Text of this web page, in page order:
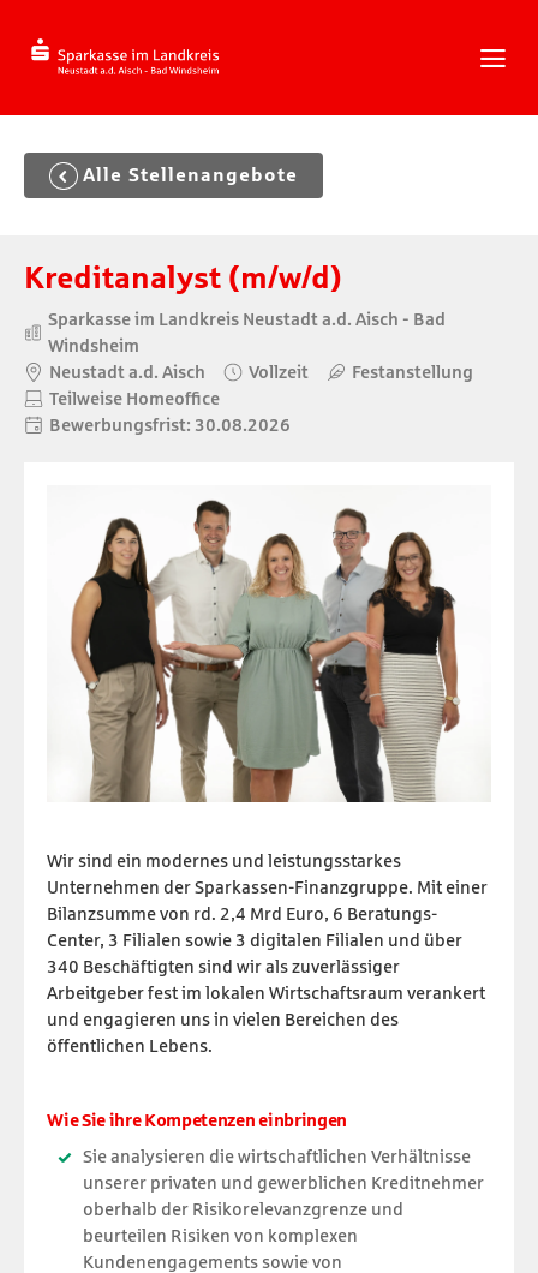
Inhalt
springen
Navigation
Footer
Alle Stellenangebote
Kreditanalyst (m/w/d)
Sparkasse im Landkreis Neustadt a.d. Aisch - Bad
Windsheim
Neustadt a.d. Aisch
Vollzeit
Festanstellung
Teilweise Homeoffice
Bewerbungsfrist: 30.08.2026
Wir sind ein modernes und leistungsstarkes
Unternehmen der Sparkassen-Finanzgruppe. Mit einer
Bilanzsumme von rd. 2,4 Mrd Euro, 6 Beratungs-
Center, 3 Filialen sowie 3 digitalen Filialen und über
340 Beschäftigten sind wir als zuverlässiger
Arbeitgeber fest im lokalen Wirtschaftsraum verankert
und engagieren uns in vielen Bereichen des
öffentlichen Lebens.
Wie Sie ihre Kompetenzen einbringen
Sie analysieren die wirtschaftlichen Verhältnisse
unserer privaten und gewerblichen Kreditnehmer
oberhalb der Risikorelevanzgrenze und
beurteilen Risiken von komplexen
Kundenengagements sowie von